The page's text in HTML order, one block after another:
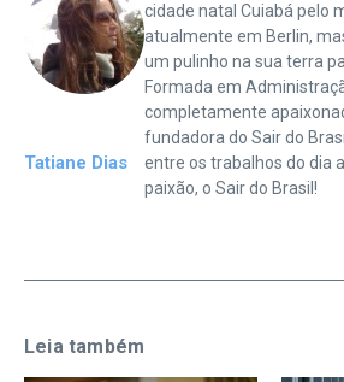
Tatiane Dias
cidade natal Cuiabá pelo
atualmente em Berlin,
um pulinho na sua terra
Formada em
completamente
fundadora do Sair do
entre os trabalhos do dia
paixão, o Sair do Brasil!
Leia também